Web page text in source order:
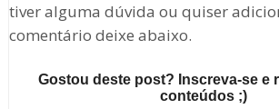
tiver alguma dúvida ou quiser
comentário deixe abaixo.
Gostou deste post? Inscreva-se e
conteúdos ;)